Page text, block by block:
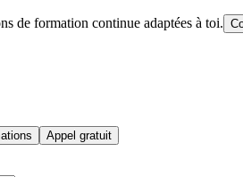
de formation continue adaptées à toi.
Appel gratuit